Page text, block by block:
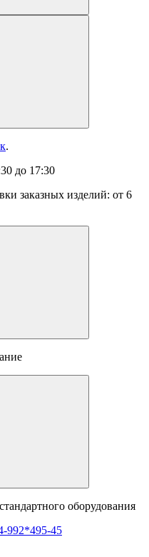
.
до 17:30
заказных изделий: от 6
оборудования
992*495-45